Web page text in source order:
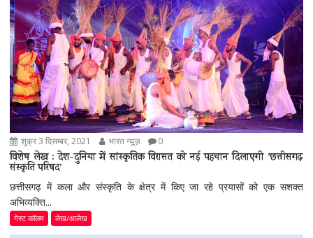
शुक्र 3 दिसम्बर, 2021 भारत न्यूज़ 0
विशेष लेख : देश-दुनिया में सांस्कृतिक विरासत को नई पहचान दिलाएगी ’छत्तीसगढ़
संस्कृति परिषद’
छत्तीसगढ़ में कला और संस्कृति के क्षेत्र में किए जा रहे प्रयासों को एक सशक्त
अभिव्यक्ति...
गेस्ट कॉलम लेख/आलेख